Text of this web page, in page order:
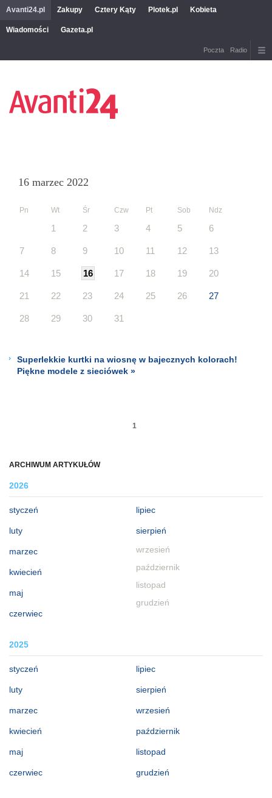
Avanti24.pl Zakupy Cztery Kąty Plotek.pl Kobieta
Wiadomości Gazeta.pl
Poczta Radio
ARCHIWUM ARTYKUŁÓW
2026
styczeń
luty
marzec
kwiecień
maj
czerwiec
lipiec
sierpień
wrzesień
październik
listopad
grudzień
2025
styczeń
luty
marzec
kwiecień
maj
czerwiec
lipiec
sierpień
wrzesień
październik
listopad
grudzień
16 marzec 2022
Pn Wt Śr Czw Pt Sob Ndz
1 2 3 4 5 6
7 8 9 10 11 12 13
14 15 16 17 18 19 20
21 22 23 24 25 26 27
28 29 30 31
Superlekkie kurtki na wiosnę w bajecznych kolorach!
Piękne modele z sieciówek »
1